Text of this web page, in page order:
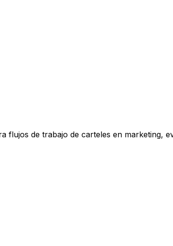
de trabajo de carteles en marketing,